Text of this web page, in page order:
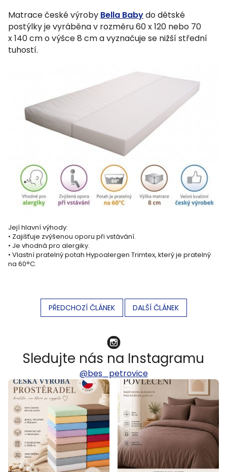
Matrace české výroby Bella Babydo dětské
postýlky je vyráběna v rozměru 60 x 120 nebo 70
x 140 cm o výšce 8 cm a vyznačuje se nižší střední
tuhostí.
Její hlavní výhody:
• Zajišťuje zvýšenou oporu při vstávání.
• Je vhodná pro alergiky.
• Vlastní pratelný potah Hypoalergen Trimtex, který je pratelný
na 60°C.
PŘEDCHOZÍ ČLÁNEK DALŠÍ ČLÁNEK
Sledujte nás na Instagramu
@bes_petrovice